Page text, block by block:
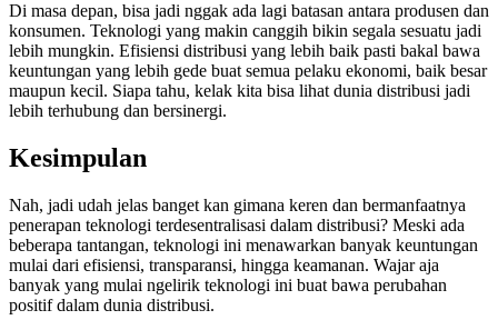
Di masa depan, bisa jadi nggak ada lagi batasan antara produsen dan
konsumen. Teknologi yang makin canggih bikin segala sesuatu jadi
lebih mungkin. Efisiensi distribusi yang lebih baik pasti bakal bawa
keuntungan yang lebih gede buat semua pelaku ekonomi, baik besar
maupun kecil. Siapa tahu, kelak kita bisa lihat dunia distribusi jadi
lebih terhubung dan bersinergi.
Kesimpulan
Nah, jadi udah jelas banget kan gimana keren dan bermanfaatnya
penerapan teknologi terdesentralisasi dalam distribusi? Meski ada
beberapa tantangan, teknologi ini menawarkan banyak keuntungan
mulai dari efisiensi, transparansi, hingga keamanan. Wajar aja
banyak yang mulai ngelirik teknologi ini buat bawa perubahan
positif dalam dunia distribusi.